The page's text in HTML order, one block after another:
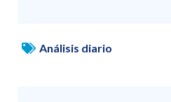
Análisis diario